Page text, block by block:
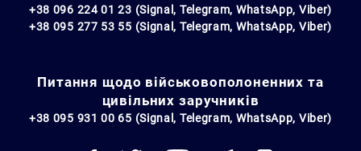
+38 096 224 01 23 (Signal, Telegram, WhatsApp, Viber)
+38 095 277 53 55 (Signal, Telegram, WhatsApp, Viber)
Питання щодо військовополоненних та
цивільних заручників
+38 095 931 00 65 (Signal, Telegram, WhatsApp, Viber)